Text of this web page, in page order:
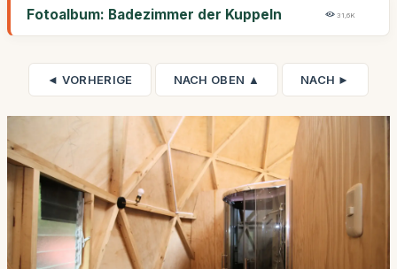
Fotoalbum: Badezimmer der Kuppeln 31,6K
◄ VORHERIGE NACH OBEN ▲ NACH ►